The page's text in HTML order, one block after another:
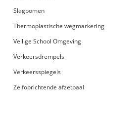
Slagbomen
Thermoplastische wegmarkering
Veilige School Omgeving
Verkeersdrempels
Verkeersspiegels
Zelfoprichtende afzetpaal